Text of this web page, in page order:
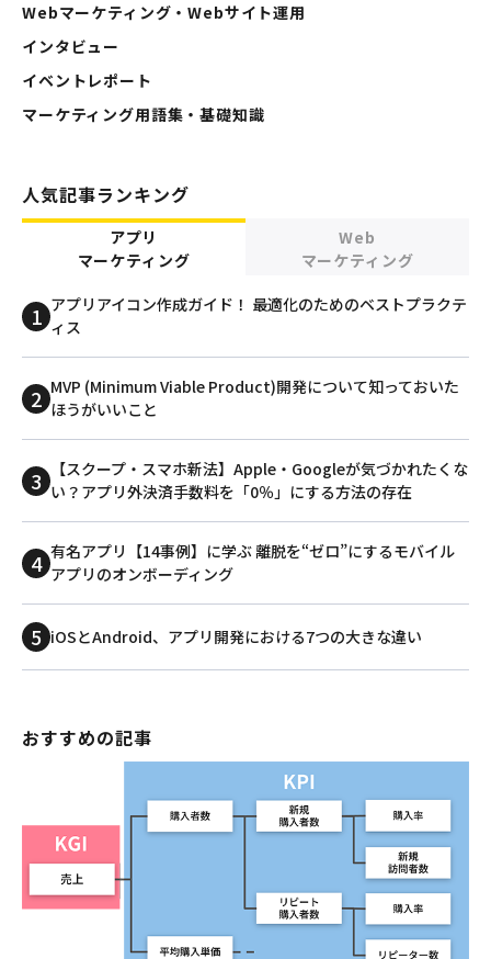
Webマーケティング・Webサイト運用
インタビュー
イベントレポート
マーケティング用語集・基礎知識
人気記事ランキング
アプリ
マーケティング
Web
マーケティング
アプリアイコン作成ガイド！ 最適化のためのベストプラクテ
ィス
MVP (Minimum Viable Product)開発について知っておいた
ほうがいいこと
【スクープ・スマホ新法】Apple・Googleが気づかれたくな
い？アプリ外決済手数料を「0％」にする方法の存在
有名アプリ【14事例】に学ぶ 離脱を“ゼロ”にするモバイル
アプリのオンボーディング
iOSとAndroid、アプリ開発における7つの大きな違い
おすすめの記事